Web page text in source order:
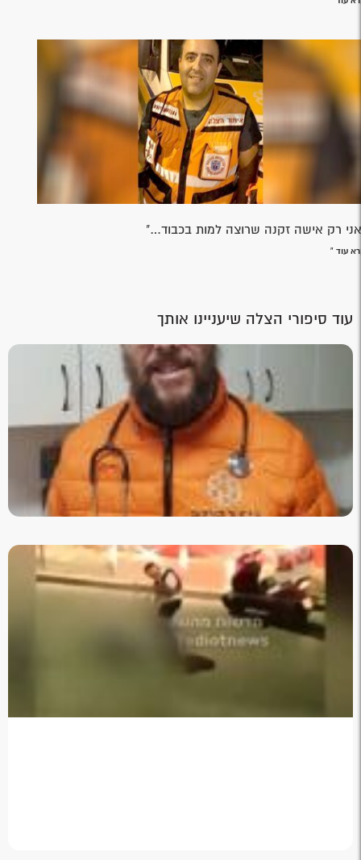
רק אישה זקנה שרוצה למות בכבוד…"
עוד »
עוד סיפורי הצלה שיעניינו אותך